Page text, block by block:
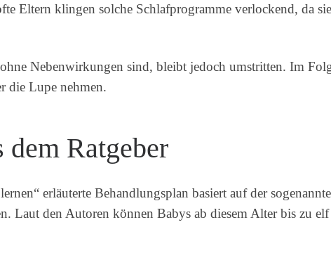
Eltern klingen solche Schlafprogramme verlockend, da
Nebenwirkungen sind, bleibt jedoch umstritten. Im
die Lupe nehmen.
dem Ratgeber
erläuterte Behandlungsplan basiert auf der
Laut den Autoren können Babys ab diesem Alter bis zu